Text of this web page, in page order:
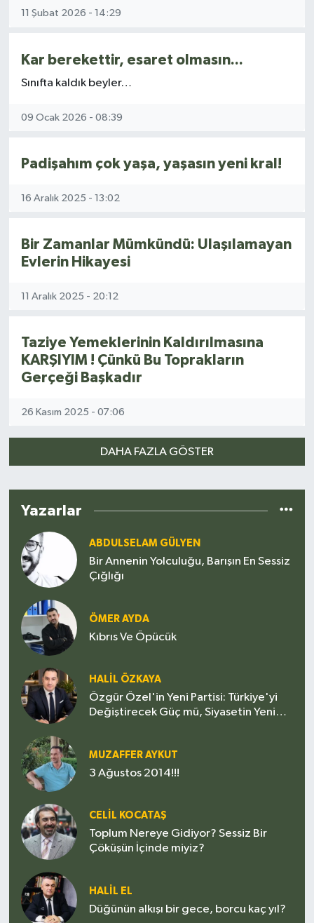
11 Şubat 2026 - 14:29
Kar berekettir, esaret olmasın...
Sınıfta kaldık beyler…
09 Ocak 2026 - 08:39
Padişahım çok yaşa, yaşasın yeni kral!
16 Aralık 2025 - 13:02
Bir Zamanlar Mümkündü: Ulaşılamayan
Evlerin Hikayesi
11 Aralık 2025 - 20:12
Taziye Yemeklerinin Kaldırılmasına
KARŞIYIM ! Çünkü Bu Toprakların
Gerçeği Başkadır
26 Kasım 2025 - 07:06
DAHA FAZLA GÖSTER
Yazarlar
ABDULSELAM GÜLYEN
Bir Annenin Yolculuğu, Barışın En Sessiz
Çığlığı
ÖMER AYDA
Kıbrıs Ve Öpücük
HALIL ÖZKAYA
Özgür Özel'in Yeni Partisi: Türkiye'yi
Değiştirecek Güç mü, Siyasetin Yeni
MUZAFFER AYKUT
3 Ağustos 2014!!!
CELIL KOCATAŞ
Toplum Nereye Gidiyor? Sessiz Bir
Çöküşün İçinde miyiz?
HALIL EL
Düğünün alkışı bir gece, borcu kaç yıl?